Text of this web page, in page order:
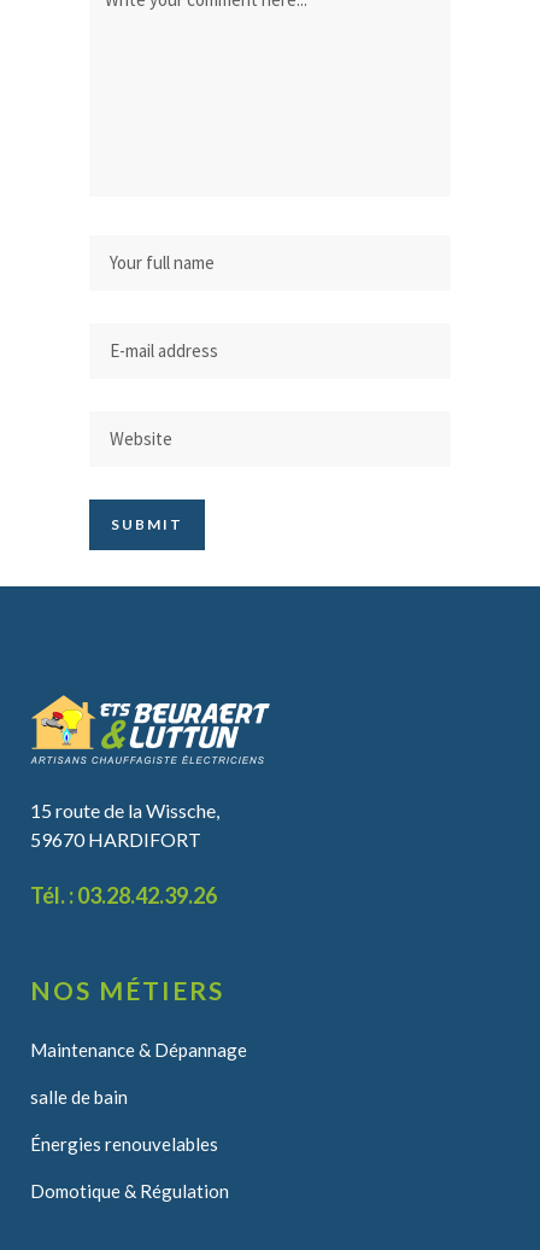
15 route de la Wissche,
59670 HARDIFORT
Tél. : 03.28.42.39.26
NOS MÉTIERS
Maintenance & Dépannage
salle de bain
Énergies renouvelables
Domotique & Régulation